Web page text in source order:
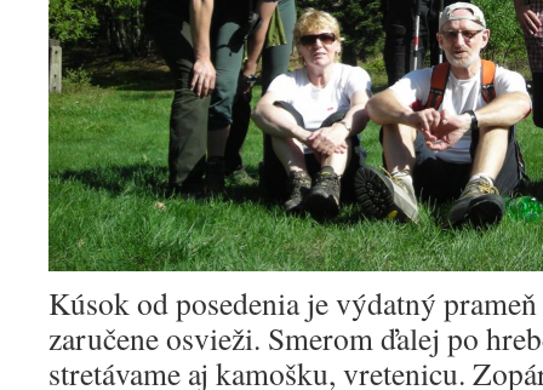
Kúsok od posedenia je výdatný
zaručene osvieži. Smerom ďalej po
stretávame aj kamošku, vretenicu.